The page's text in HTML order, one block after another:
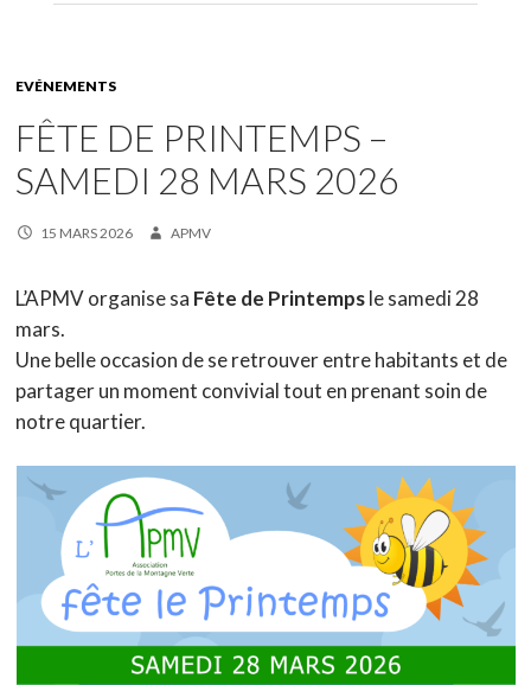
EVÉNEMENTS
FÊTE DE PRINTEMPS –
SAMEDI 28 MARS 2026
15 MARS 2026 APMV
L’APMV organise sa Fête de Printempsle samedi 28
mars.
Une belle occasion de se retrouver entre habitants et de
partager un moment convivial tout en prenant soin de
notre quartier.